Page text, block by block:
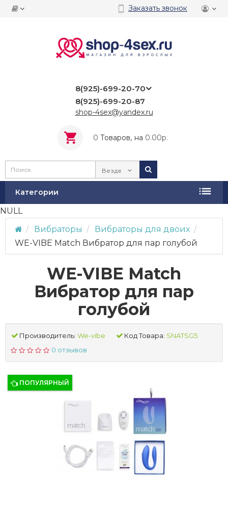
Заказать звонок
8(925)-699-20-70
8(925)-699-20-87
shop-4sex@yandex.ru
0 Tоваров, на 0.00р.
Везде
Категории
NULL
Вибраторы
Вибраторы для двоих
WE-VIBE Match Вибратор для пар голубой
WE-VIBE Match
Вибратор для пар
голубой
Производитель: We-vibe Код Товара: SNATSG5
0 отзывов
ПОПУЛЯРНЫЙ